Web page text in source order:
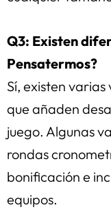
Q3: Existen
Pensatermos?
Sí, existen
que añaden
juego. Algunas
rondas
bonificación e
equipos.